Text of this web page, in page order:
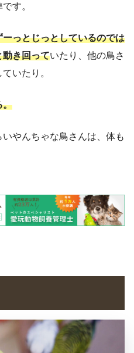
す。
ーっとじっとしているのでは
動き回っていたり、他の鳥さ
いたり。
。
やんちゃな鳥さんは、体も